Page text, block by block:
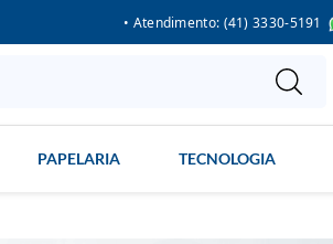
• Atendimento: (41) 3330-5191
PAPELARIA TECNOLOGIA